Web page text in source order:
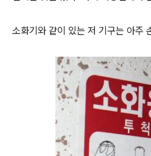
소화기와 같이 있는 저 기구는 아주